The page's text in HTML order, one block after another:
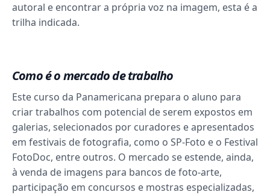
autoral e encontrar a própria voz na imagem, esta é a
trilha indicada.
Como é o mercado de trabalho
Este curso da Panamericana prepara o aluno para
criar trabalhos com potencial de serem expostos em
galerias, selecionados por curadores e apresentados
em festivais de fotografia, como o SP-Foto e o Festival
FotoDoc, entre outros. O mercado se estende, ainda,
à venda de imagens para bancos de foto-arte,
participação em concursos e mostras especializadas,